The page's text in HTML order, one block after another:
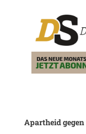
Apartheid